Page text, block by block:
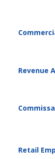
Revenue
Retail